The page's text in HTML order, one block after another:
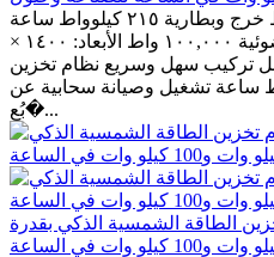
الطاقة المُصنّفة: ١٠٠ كيلوواط خرج وبطارية ٢١٥ كيلوواط ساعة
طاقة مصفوفة الخلايا الكهروضوئية ١٠٠,٠٠٠ واط الأبعاد: ١٤٠٠ ×
متكامل تركيب سهل وسريع نظام تخزين
٢١٥ كيلوواط ساعة تشغيل وصيانة سحابية عن
بُع�...
الطاقة الشمسية الذكي بقدرة